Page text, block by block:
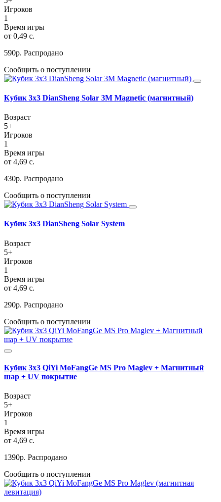
Игроков
1
Время игры
от 0,49 с.
590р. Распродано
Сообщить о поступлении
Кубик 3х3 DianSheng Solar 3M Magnetic (магнитный)
Возраст
5+
Игроков
1
Время игры
от 4,69 c.
430р. Распродано
Сообщить о поступлении
Кубик 3х3 DianSheng Solar System
Возраст
5+
Игроков
1
Время игры
от 4,69 c.
290р. Распродано
Сообщить о поступлении
Кубик 3х3 QiYi MoFangGe MS Pro Maglev + Магнитный
шар + UV покрытие
Возраст
5+
Игроков
1
Время игры
от 4,69 c.
1390р. Распродано
Сообщить о поступлении